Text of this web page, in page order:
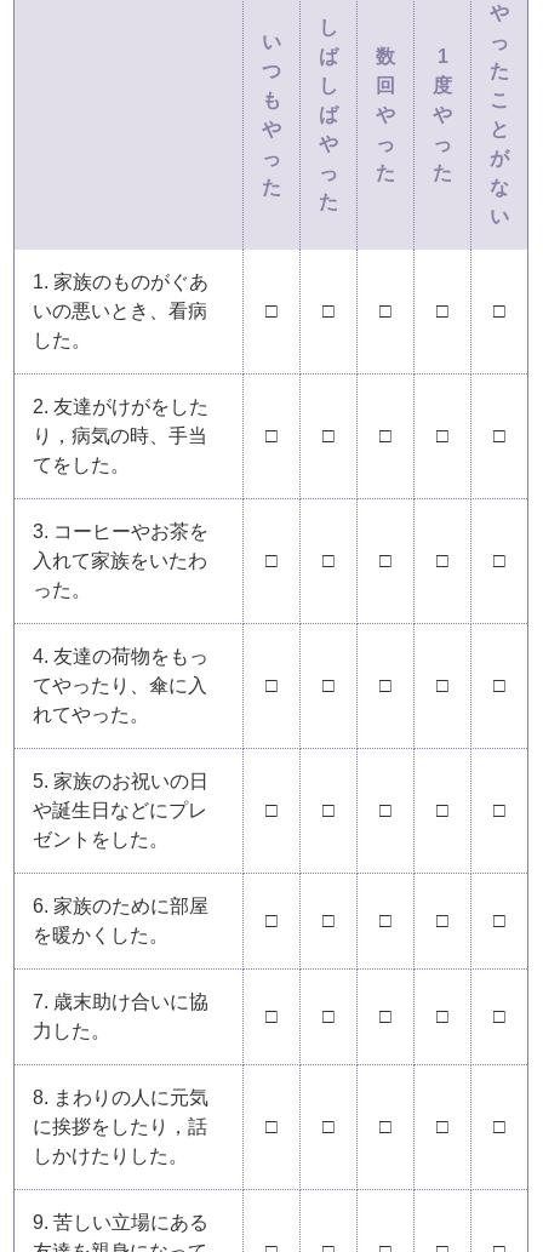
い
つ
も
や
っ
た
し
ば
し
ば
や
っ
た
数
回
や
っ
た
1
度
や
っ
た
や
っ
た
こ
と
が
な
い
1. 家族のものがぐあ
いの悪いとき、看病
した。
□ □ □ □ □
2. 友達がけがをした
り，病気の時、手当
てをした。
□ □ □ □ □
3. コーヒーやお茶を
入れて家族をいたわ
った。
□ □ □ □ □
4. 友達の荷物をもっ
てやったり、傘に入
れてやった。
□ □ □ □ □
5. 家族のお祝いの日
や誕生日などにプレ
ゼントをした。
□ □ □ □ □
6. 家族のために部屋
を暖かくした。
□ □ □ □ □
7. 歳末助け合いに協
力した。
□ □ □ □ □
8. まわりの人に元気
に挨拶をしたり，話
しかけたりした。
□ □ □ □ □
9. 苦しい立場にある